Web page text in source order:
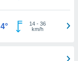
4° 14- 36
km/h